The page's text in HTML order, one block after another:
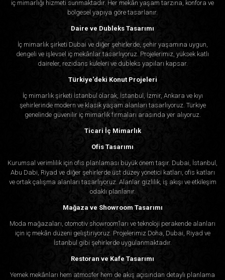
iç mimarlığı hizmeti sunmaktadır. Her mekân yaşam tarzına, konfora ve
bölgesel yapıya göre tasarlanır.
Daire ve Dubleks Tasarımı
İç mimarlık şirketi Dubai ve diğer şehirlerde, şehir yaşamına uygun,
dengeli ve işlevsel iç mekânlar tasarlıyoruz. Projelerimiz, yüksek katlı
daireler, rezidans kuleleri ve dubleks yapıları kapsar.
Türkiye'deki Konut Projeleri
İç mimarlık şirketi İstanbul olarak, İstanbul, İzmir, Ankara ve kıyı
şehirlerinde modern ve klasik yaşam alanları tasarlıyoruz. Türkiye
genelinde güvenilir iç mimarlık firmaları arasında yer alıyoruz.
Ticari İç Mimarlık
Ofis Tasarımı
Kurumsal verimlilik için ofis planlaması büyük önem taşır. Dubai, İstanbul,
Abu Dabi, Riyad ve diğer şehirlerde üst düzey yönetici katları, ofis katları
ve ortak çalışma alanları tasarlıyoruz. Alanlar gizlilik, iş akışı ve etkileşim
odaklı planlanır.
Mağaza ve Showroom Tasarımı
Moda mağazaları, otomotiv showroom’ları ve teknoloji perakende alanları
için iç mekân düzeni geliştiriyoruz. Projelerimiz Doha, Dubai, Riyad ve
İstanbul gibi şehirlerde uygulanmaktadır.
Restoran ve Kafe Tasarımı
Yemek mekânları hem atmosfer hem de akış açısından detaylı planlama